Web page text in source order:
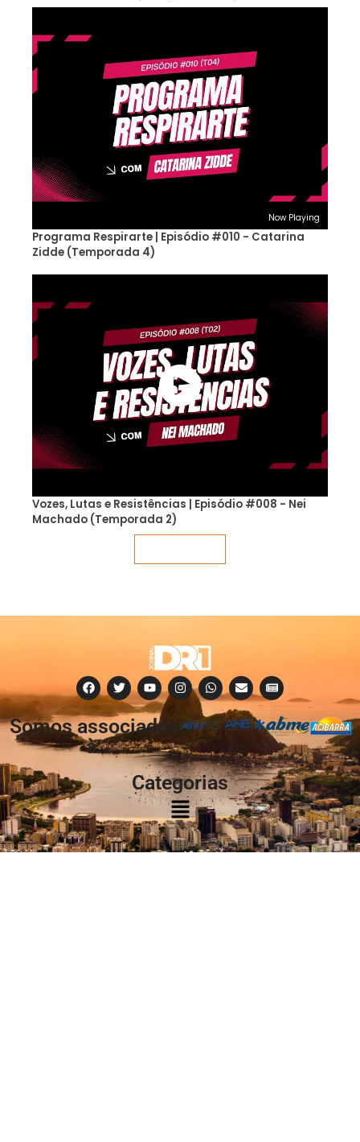
Now Playing
Programa Respirarte | Episódio #010 - Catarina
Zidde (Temporada 4)
Vozes, Lutas e Resistências | Episódio #008 - Nei
Machado (Temporada 2)
Somos associados
à:
Categorias